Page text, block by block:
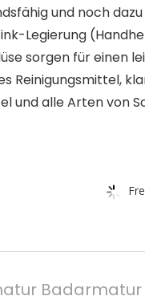
und noch
Legierung
sorgen für einen
Reinigungsmittel,
und alle Arten von